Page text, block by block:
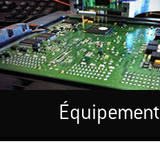
Équipement